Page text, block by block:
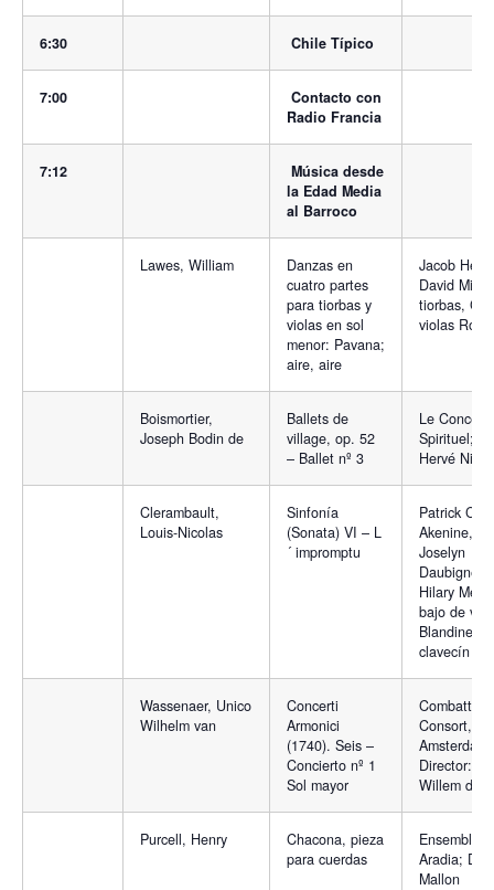
6:30 Chile Típico
7:00
Contacto con
Radio Francia
7:12
Música desde
la Edad Media
al Barroco
Lawes, William
Danzas en
cuatro partes
para tiorbas y
violas en sol
menor: Pavana;
aire, aire
Jacob
David Miller,
tiorbas,
violas Rose
Boismortier,
Joseph Bodin de
Ballets de
village, op. 52
– Ballet nº 3
Le Concert
Spirituel;
Hervé
Clerambault,
Louis-Nicolas
Sinfonía
(Sonata) VI – L
´ impromptu
Patrick
Akenine,
Joselyn
Daubigney,
Hilary
bajo de
Blandine
clavecín
Wassenaer, Unico
Wilhelm van
Concerti
Armonici
(1740). Seis –
Concierto nº 1
Sol mayor
Consort,
Amsterdam.
Director:
Willem de
Purcell, Henry
Chacona, pieza
para cuerdas
Ensemble
Aradia; Dir:
Mallon